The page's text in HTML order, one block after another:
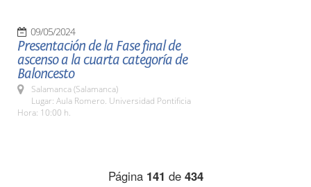
09/05/2024
Presentación de la Fase final de
ascenso a la cuarta categoría de
Baloncesto
Salamanca (Salamanca)
Lugar: Aula Romero. Universidad Pontificia
Hora: 10:00 h.
Página 141 de 434